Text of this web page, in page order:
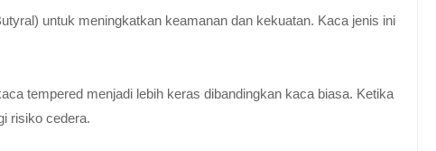
untuk meningkatkan keamanan dan kekuatan. Kaca jenis ini
tempered menjadi lebih keras dibandingkan kaca biasa. Ketika
risiko cedera.